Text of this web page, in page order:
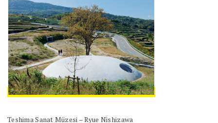
Teshima Sanat Müzesi – Ryue Nishizawa